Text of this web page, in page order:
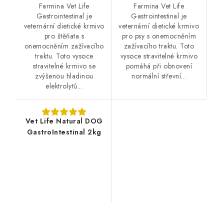
Farmina Vet Life
Gastrointestinal je
veternární dietické krmivo
pro štěňata s
onemocněním zažívacího
traktu. Toto vysoce
stravitelné krmivo se
zvýšenou hladinou
elektrolytů...
Farmina Vet Life
Gastrointestinal je
veternární dietické krmivo
pro psy s onemocněním
zažívacího traktu. Toto
vysoce stravitelné krmivo
pomáhá při obnovení
normální střevní...
Vet Life Natural DOG
GastroIntestinal 2kg